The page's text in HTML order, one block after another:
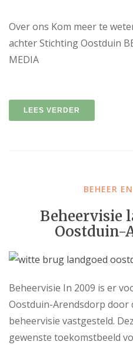
Over ons Kom meer te
achter Stichting Oostduin
MEDIA
LEES VERDER
BEHEER
Beheervisie
Oostduin-
Beheervisie In 2009 is er
Oostduin-Arendsdorp door
beheervisie vastgesteld.
gewenste toekomstbeeld